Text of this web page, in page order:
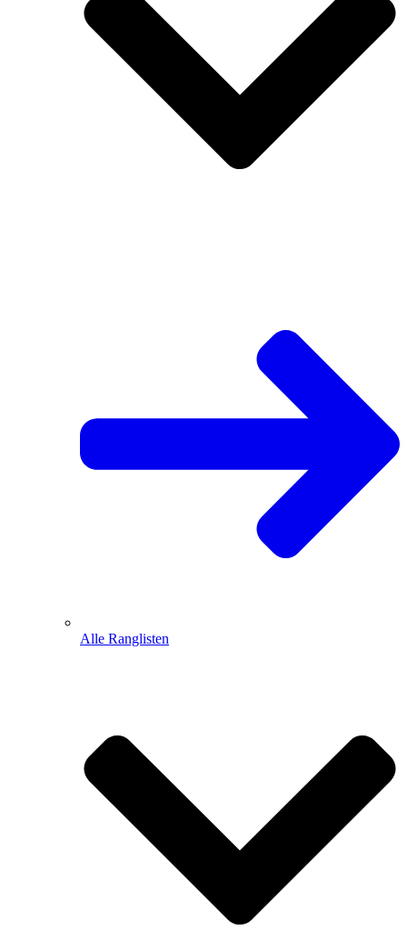
Alle Ranglisten